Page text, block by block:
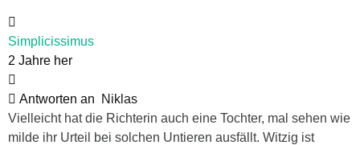
Simplicissimus
2 Jahre her
Antworten an
Niklas
Vielleicht hat die Richterin auch eine Tochter, mal sehen wie
milde ihr Urteil bei solchen Untieren ausfällt. Witzig ist